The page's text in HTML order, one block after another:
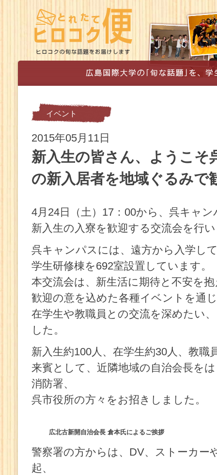
イベント
2015年05月11日
新入生の皆さん、ようこそ
の新入居者を地域ぐるみで
4月24日（土）17：00から、呉キャ
新入生の入寮を歓迎する交流会を行
呉キャンパスには、遠方から入学し
学生研修棟を692室設置しています。
本交流会は、新生活に期待と不安を
歓迎の意を込めた各種イベントを通
在学生や教職員との交流を深めたい
した。
新入生約100人、在学生約30人、教職
来賓として、近隣地域の自治会長を
消防署、
呉市役所の方々をお招きしました。
広北古新開自治会長 倉本氏によるご挨拶
警察署の方からは、DV、ストーカー
起、